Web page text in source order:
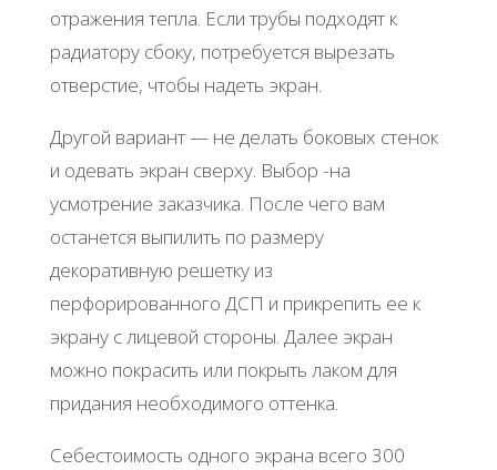
отражения тепла. Если трубы подходят к
радиатору сбоку, потребуется вырезать
отверстие, чтобы надеть экран.
Другой вариант — не делать боковых стенок
и одевать экран сверху. Выбор -на
усмотрение заказчика. После чего вам
останется выпилить по размеру
декоративную решетку из
перфорированного ДСП и прикрепить ее к
экрану с лицевой стороны. Далее экран
можно покрасить или покрыть лаком для
придания необходимого оттенка.
Себестоимость одного экрана всего 300